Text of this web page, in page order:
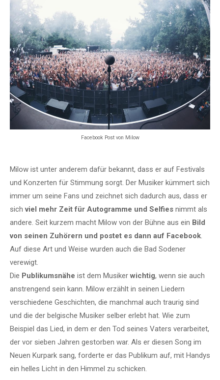
Facebook Post von Milow
Milow ist unter anderem dafür bekannt, dass er auf Festivals
und Konzerten für Stimmung sorgt. Der Musiker kümmert sich
immer um seine Fans und zeichnet sich dadurch aus, dass er
sichviel mehr Zeit für Autogramme und Selfies nimmt als
andere. Seit kurzem macht Milow von der Bühne aus ein Bild
von seinen Zuhörern und postet es dann auf Facebook.
Auf diese Art und Weise wurden auch die Bad Sodener
verewigt.
Die Publikumsnähe ist dem Musiker wichtig, wenn sie auch
anstrengend sein kann. Milow erzählt in seinen Liedern
verschiedene Geschichten, die manchmal auch traurig sind
und die der belgische Musiker selber erlebt hat. Wie zum
Beispiel das Lied, in dem er den Tod seines Vaters verarbeitet,
der vor sieben Jahren gestorben war. Als er diesen Song im
Neuen Kurpark sang, forderte er das Publikum auf, mit Handys
ein helles Licht in den Himmel zu schicken.